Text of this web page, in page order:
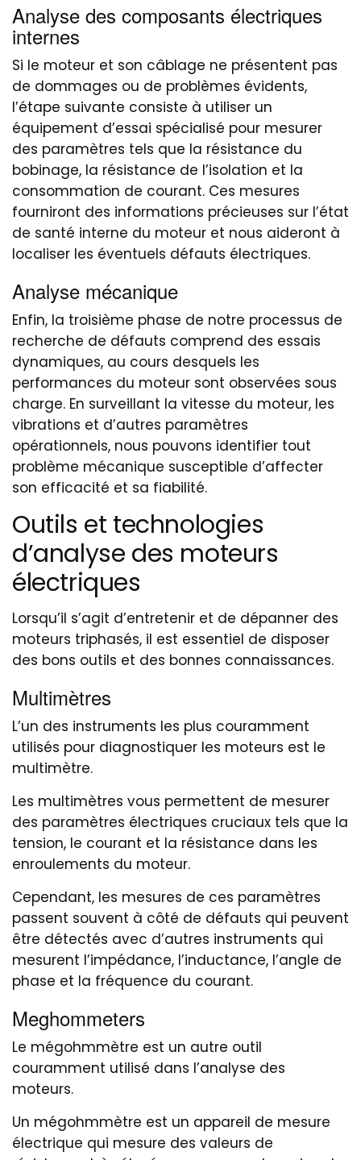
Analyse des composants électriques
internes
Si le moteur et son câblage ne présentent pas
de dommages ou de problèmes évidents,
l’étape suivante consiste à utiliser un
équipement d’essai spécialisé pour mesurer
des paramètres tels que la résistance du
bobinage, la résistance de l’isolation et la
consommation de courant. Ces mesures
fourniront des informations précieuses sur l’état
de santé interne du moteur et nous aideront à
localiser les éventuels défauts électriques.
Analyse mécanique
Enfin, la troisième phase de notre processus de
recherche de défauts comprend des essais
dynamiques, au cours desquels les
performances du moteur sont observées sous
charge. En surveillant la vitesse du moteur, les
vibrations et d’autres paramètres
opérationnels, nous pouvons identifier tout
problème mécanique susceptible d’affecter
son efficacité et sa fiabilité.
Outils et technologies
d’analyse des moteurs
électriques
Lorsqu’il s’agit d’entretenir et de dépanner des
moteurs triphasés, il est essentiel de disposer
des bons outils et des bonnes connaissances.
Multimètres
L’un des instruments les plus couramment
utilisés pour diagnostiquer les moteurs est le
multimètre.
Les multimètres vous permettent de mesurer
des paramètres électriques cruciaux tels que la
tension, le courant et la résistance dans les
enroulements du moteur.
Cependant, les mesures de ces paramètres
passent souvent à côté de défauts qui peuvent
être détectés avec d’autres instruments qui
mesurent l’impédance, l’inductance, l’angle de
phase et la fréquence du courant.
Meghommeters
Le mégohmmètre est un autre outil
couramment utilisé dans l’analyse des
moteurs.
Un mégohmmètre est un appareil de mesure
électrique qui mesure des valeurs de